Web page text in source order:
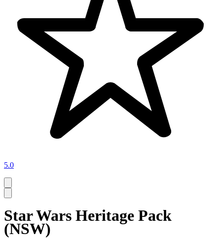
5.0
Star Wars Heritage Pack
(NSW)